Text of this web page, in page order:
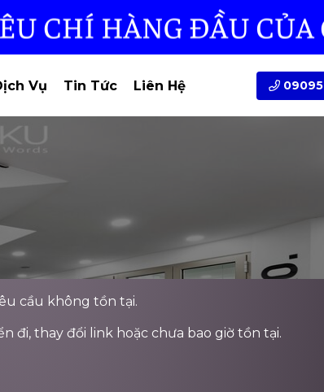
Vụ Tin Tức Liên Hệ
cầu không tồn tại.
đi, thay đổi link hoặc chưa bao giờ tồn tại.